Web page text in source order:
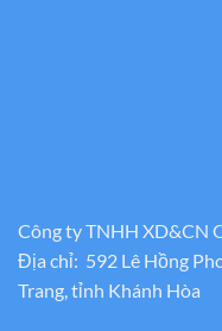
Công ty TNHH XD&CN
Địa chỉ: 592 Lê Hồng
Trang, tỉnh Khánh Hòa